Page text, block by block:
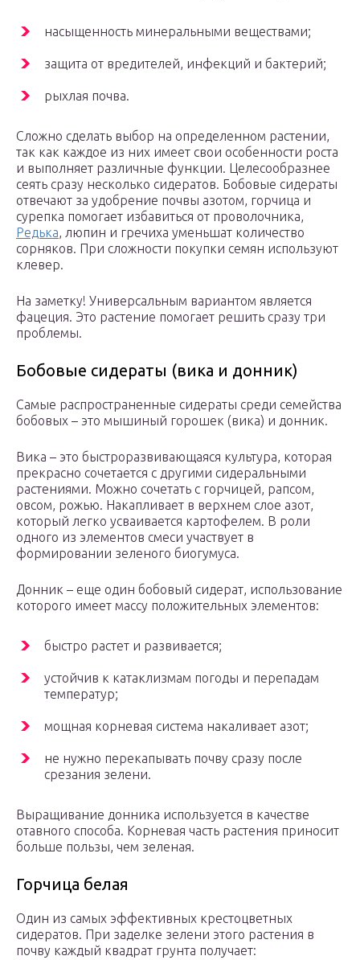
насыщенность минеральными веществами;
защита от вредителей, инфекций и бактерий;
рыхлая почва.
Сложно сделать выбор на определенном растении,
так как каждое из них имеет свои особенности роста
и выполняет различные функции. Целесообразнее
сеять сразу несколько сидератов. Бобовые сидераты
отвечают за удобрение почвы азотом, горчица и
сурепка помогает избавиться от проволочника,
Редька, люпин и гречиха уменьшат количество
сорняков. При сложности покупки семян используют
клевер.
На заметку! Универсальным вариантом является
фацеция. Это растение помогает решить сразу три
проблемы.
Бобовые сидераты (вика и донник)
Самые распространенные сидераты среди семейства
бобовых – это мышиный горошек (вика) и донник.
Вика – это быстроразвивающаяся культура, которая
прекрасно сочетается с другими сидеральными
растениями. Можно сочетать с горчицей, рапсом,
овсом, рожью. Накапливает в верхнем слое азот,
который легко усваивается картофелем. В роли
одного из элементов смеси участвует в
формировании зеленого биогумуса.
Донник – еще один бобовый сидерат, использование
которого имеет массу положительных элементов:
быстро растет и развивается;
устойчив к катаклизмам погоды и перепадам
температур;
мощная корневая система накаливает азот;
не нужно перекапывать почву сразу после
срезания зелени.
Выращивание донника используется в качестве
отавного способа. Корневая часть растения приносит
больше пользы, чем зеленая.
Горчица белая
Один из самых эффективных крестоцветных
сидератов. При заделке зелени этого растения в
почву каждый квадрат грунта получает: